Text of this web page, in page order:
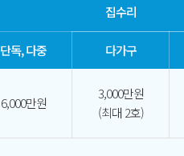
집수리
단독, 다중 다가구
6,000만원
3,000만원
(최대 2호)